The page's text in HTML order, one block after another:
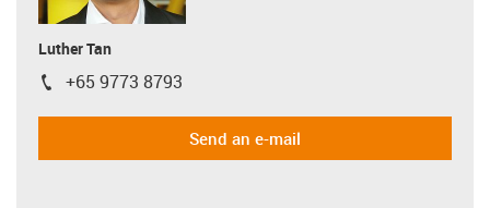
Luther Tan
igus-icon-phone
+65 9773 8793
Send an e-mail